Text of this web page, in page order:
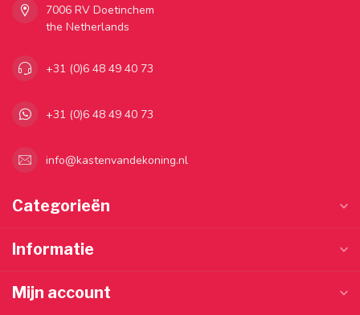
7006 RV Doetinchem
the Netherlands
+31 (0)6 48 49 40 73
+31 (0)6 48 49 40 73
info@kastenvandekoning.nl
Categorieën
Informatie
Mijn account